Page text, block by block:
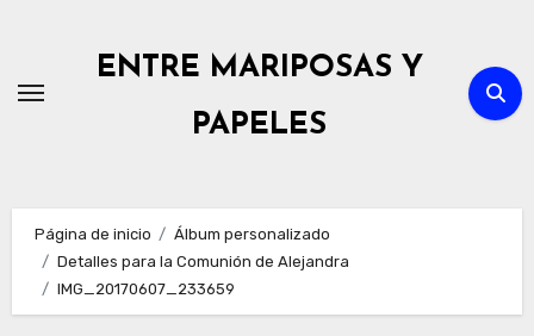
contenido
ENTRE MARIPOSAS Y
PAPELES
Página de inicio
Álbum personalizado
Detalles para la Comunión de Alejandra
IMG_20170607_233659